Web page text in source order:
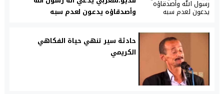
وأصدقاؤه يدعون لعدم سبه
حادثة سير تنهي حياة الفكاهي
الكريمي